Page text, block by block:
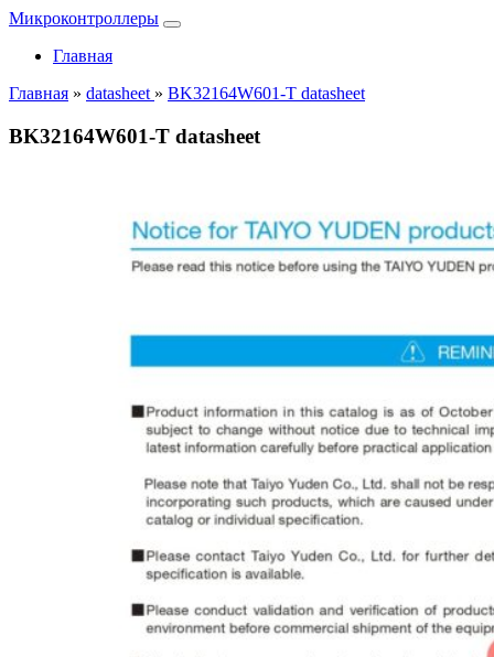
Микроконтроллеры
Главная
Главная » datasheet » BK32164W601-T datasheet
BK32164W601-T datasheet